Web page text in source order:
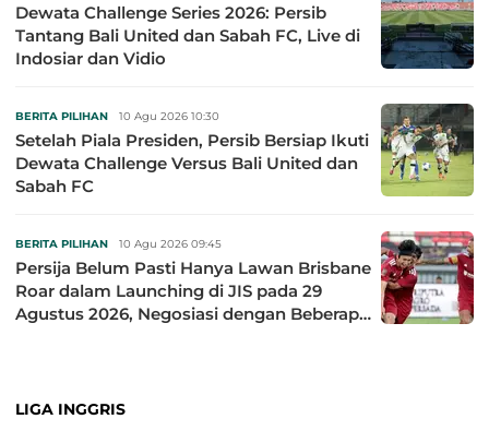
Dewata Challenge Series 2026: Persib
Tantang Bali United dan Sabah FC, Live di
Indosiar dan Vidio
BERITA PILIHAN 10 Agu 2026 10:30
Setelah Piala Presiden, Persib Bersiap Ikuti
Dewata Challenge Versus Bali United dan
Sabah FC
BERITA PILIHAN 10 Agu 2026 09:45
Persija Belum Pasti Hanya Lawan Brisbane
Roar dalam Launching di JIS pada 29
Agustus 2026, Negosiasi dengan Beberapa
LIGA INGGRIS